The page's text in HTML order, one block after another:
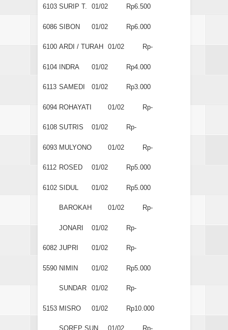
6103 SURIP T. 01/02 Rp6.500
6086 SIBON 01/02 Rp6.000
6100 ARDI / TURAH 01/02 Rp-
6104 INDRA 01/02 Rp4.000
6113 SAMEDI 01/02 Rp3.000
6094 ROHAYATI 01/02 Rp-
6108 SUTRIS 01/02 Rp-
6093 MULYONO 01/02 Rp-
6112 ROSED 01/02 Rp5.000
6102 SIDUL 01/02 Rp5.000
BAROKAH 01/02 Rp-
JONARI 01/02 Rp-
6082 JUPRI 01/02 Rp-
5590 NIMIN 01/02 Rp5.000
SUNDAR 01/02 Rp-
5153 MISRO 01/02 Rp10.000
SOREP SUN. 01/02 Rp-